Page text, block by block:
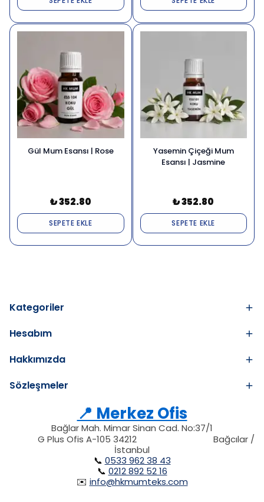
Gül Mum Esansı | Rose
₺ 352.80
SEPETE EKLE
Yasemin Çiçeği Mum
Esansı | Jasmine
₺ 352.80
SEPETE EKLE
Kategoriler
Hesabım
Hakkımızda
Sözleşmeler
📍 Merkez Ofis
Bağlar Mah. Mimar Sinan Cad. No:37/1
G Plus Ofis A-105 34212
Bağcılar /
İstanbul
📞 0533 962 38 43
📞 0212 892 52 16
✉️ info@hkmumteks.com